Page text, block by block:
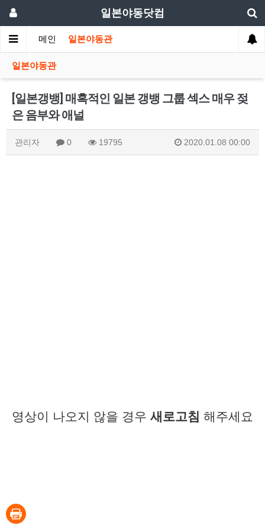
일본야동닷컴
메인 일본야동관
일본야동관
[일본갱뱅] 매혹적인 일본 갱뱅 그룹 섹스 매우 젖
은 음부와 애널
관리자 0 19795 2020.01.08 00:00
영상이 나오지 않을 경우 새로고침 해주세요